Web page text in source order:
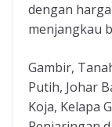
dengan
menjangkau
Gambir,
Putih, Johar
Koja, Kelapa